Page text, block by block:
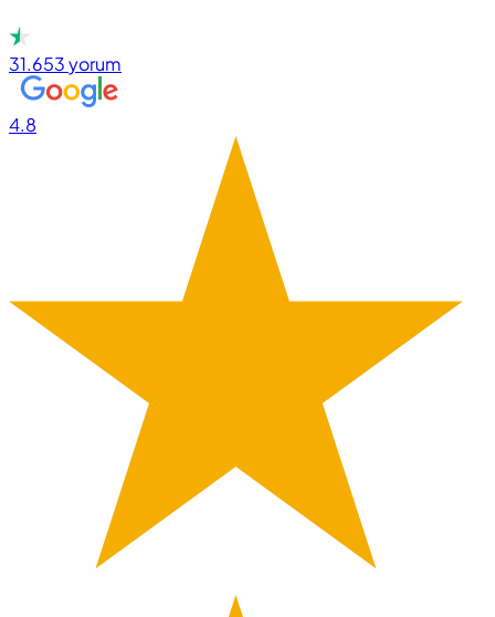
31.653yorum
4.8